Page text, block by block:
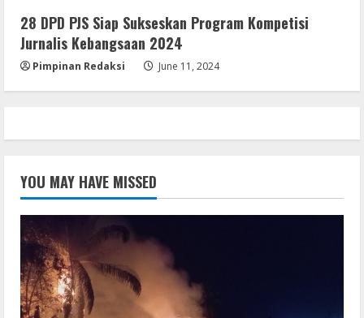
28 DPD PJS Siap Sukseskan Program Kompetisi
Jurnalis Kebangsaan 2024
Pimpinan Redaksi June 11, 2024
YOU MAY HAVE MISSED